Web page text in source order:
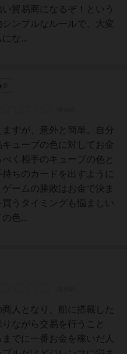
貿易商になるぞ！という
ンプルなルールで、大変
な...
すが、意外と簡単。自分
ューブの色に対してお金
く相手のキューブの色と
ちのカードを出すように
ームの勝敗はお金で決ま
うタイミングも悩ましい
色...
人となり、船に搭載した
ながら交易を行うこと
でに一番お金を稼いだ人